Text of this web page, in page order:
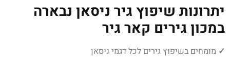
יתרונות שיפוץ גיר ניסאן נבארה
במכון גירים קאר גיר
✓ מומחים בשיפוץ גירים לכל דגמי ניסאן